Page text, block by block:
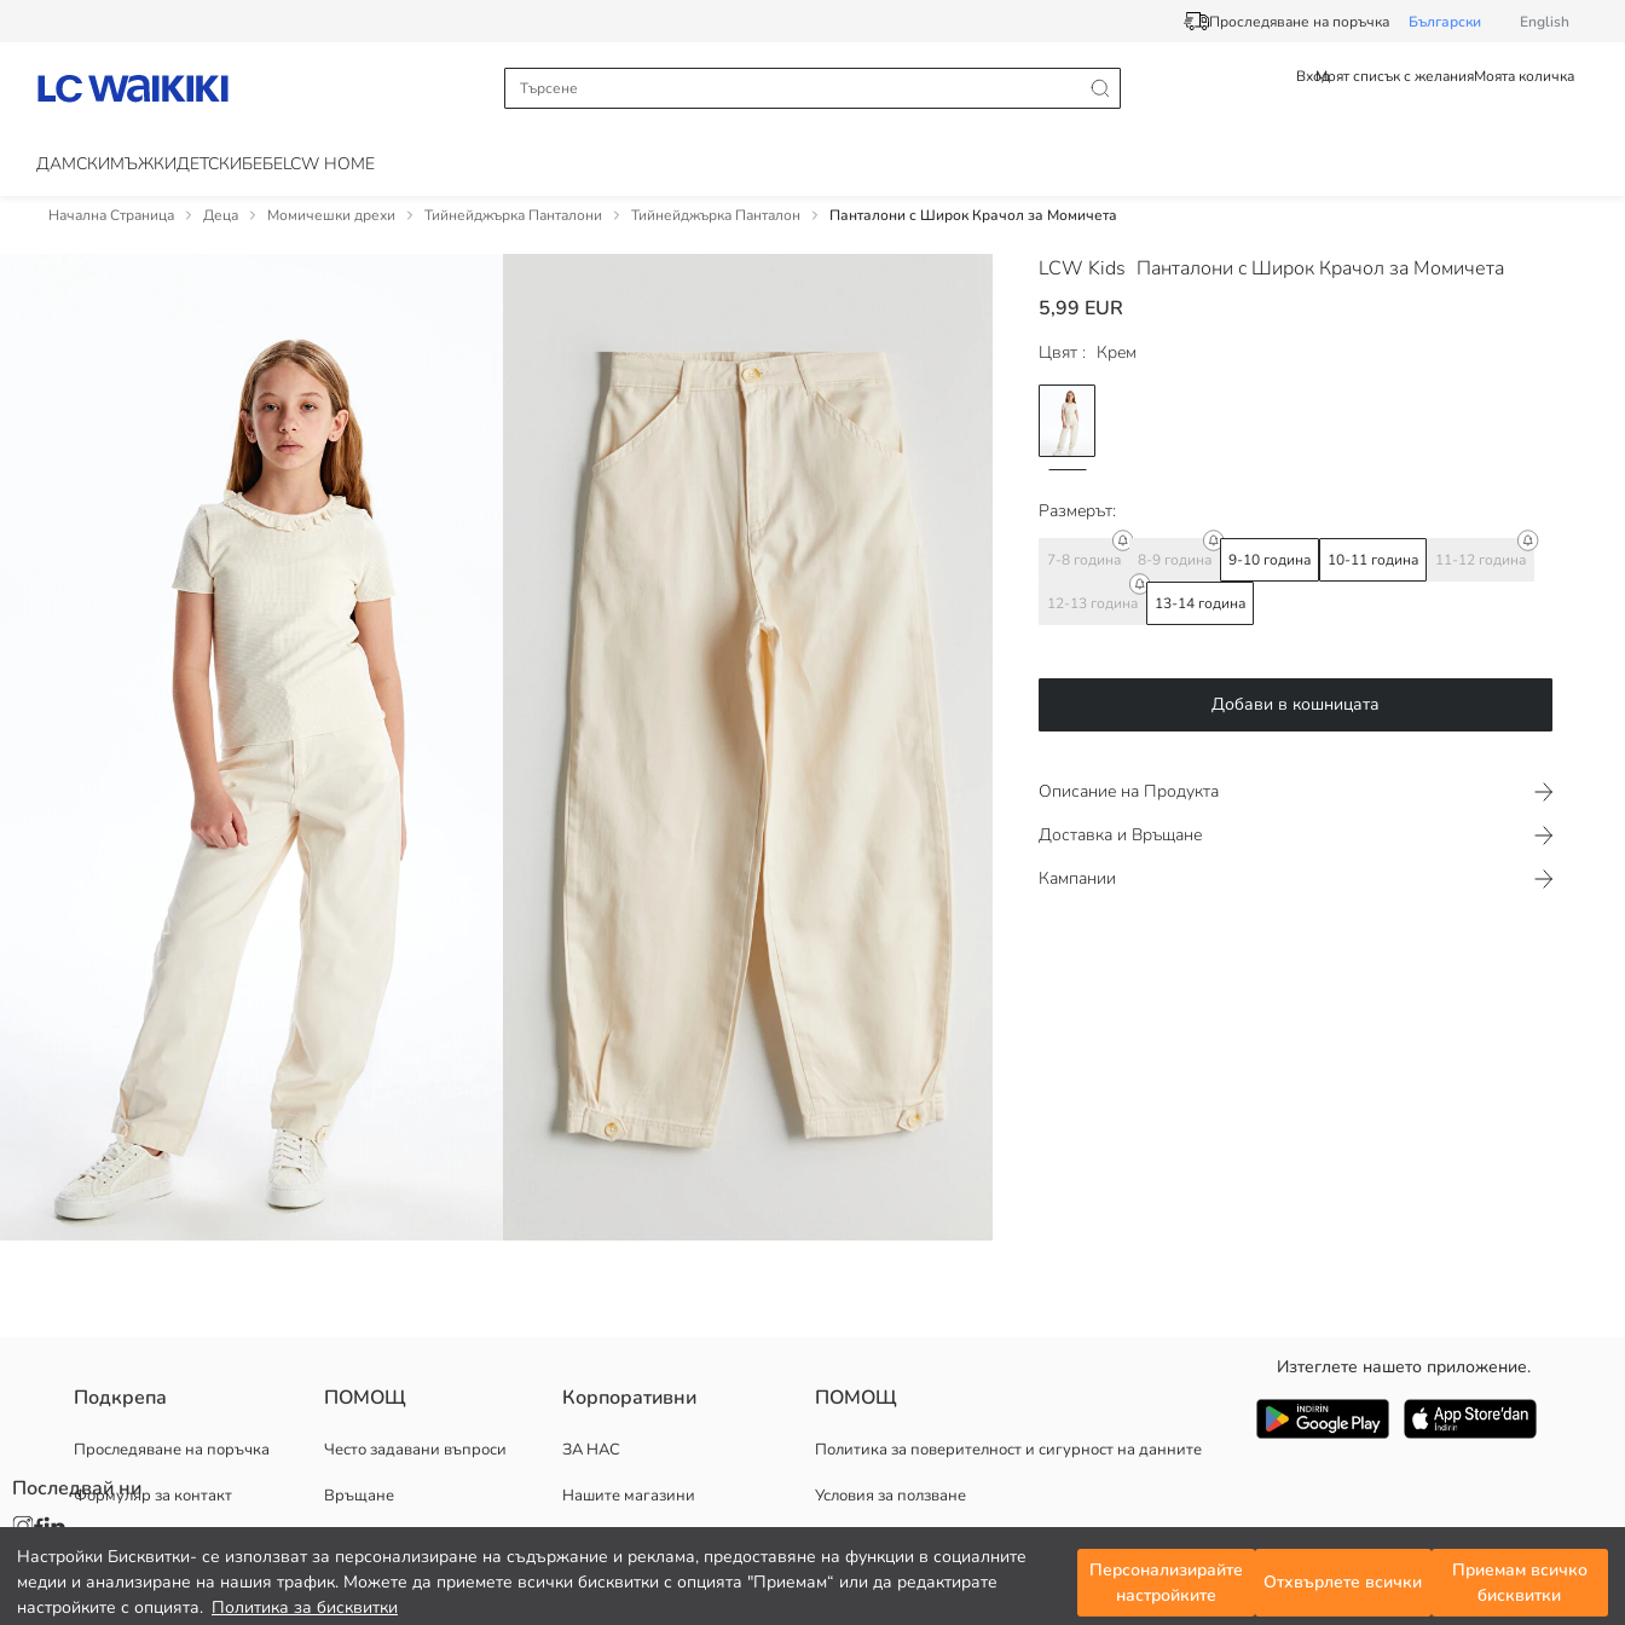
Настройки Бисквитки- се използват за персонализиране на съдържание и реклама, предоставяне на функции в социалните
медии и анализиране на нашия трафик. Можете да приемете всички бисквитки с опцията "Приемам“ или да редактирате
настройките с опцията. Политика за бисквитки
Персонализирайте
настройките
Отхвърлете всички
Приемам всичко
бисквитки
Проследяване на поръчка Български English
ВходМоят списък с желанияМоята количка
ДАМСКИМЪЖКИДЕТСКИБЕБЕLCW HOME
Начална Страница Деца Момичешки дрехи Тийнейджърка Панталони Тийнейджърка Панталон Панталони с Широк Крачол за Момичета
LCW Kids Панталони с Широк Крачол за Момичета
5,99 EUR
Цвят : Крем
Размерът:
7-8 година 8-9 година 9-10 година 10-11 година 11-12 година
12-13 година 13-14 година
Добави в кошницата
Описание на Продукта
Доставка и Връщане
Кампании
Перфектно подходящи за растящи деца благодарение на еластичната талия с регулируем еластичен колан, панталоните са изработени от здрав и дишащ габардинов плат. Те са идеален избор за
ежедневни дейности и училищни панталони.
Основен Плат:
Продавач:
Марка:
Пол:
Подходящ:
Плат:
Талия Fit:
Подкрепа
Проследяване на поръчка
Формуляр за контакт
ПОМОЩ
Често задавани въпроси
Връщане
Корпоративни
ЗА НАС
Нашите магазини
Корпоративна поддръжка
ПОМОЩ
Политика за поверителност и сигурност на данните
Условия за ползване
Изтеглете нашето приложение.
Последвай ни